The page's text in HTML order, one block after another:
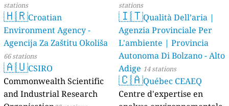
stations
🇭🇷Croatian
Environment Agency -
Agencija Za Zaštitu Okoliša
66 stations
🇦🇺CSIRO
Commonwealth Scientific
and Industrial Research
stations
🇮🇹Qualità Dell’aria |
Agenzia Provinciale Per
L'ambiente | Provincia
Autonoma Di Bolzano - Alto
Adige 14 stations
🇨🇦Québec CEAEQ
Centre d'expertise en